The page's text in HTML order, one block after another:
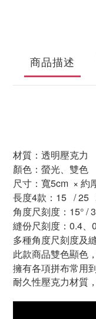
商品描述
材質：透明壓克力
顏色：螢光、雙色
尺寸：寬5cm × 約
長度4款： 15 / 25
角度尺刻度：15° /
縫份尺刻度：0.4、
多種角度尺刻度及
此款商品雙色顯色
擁有各項拼布常用
耐久性壓克力材質